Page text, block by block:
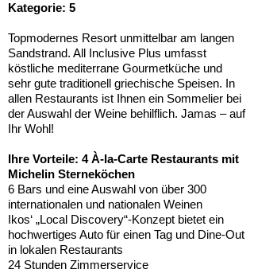
Kategorie: 5
Topmodernes Resort unmittelbar am langen
Sandstrand. All Inclusive Plus umfasst
köstliche mediterrane Gourmetküche und
sehr gute traditionell griechische Speisen. In
allen Restaurants ist Ihnen ein Sommelier bei
der Auswahl der Weine behilflich. Jamas – auf
Ihr Wohl!
Ihre Vorteile: 4 À-la-Carte Restaurants mit
Michelin Sterneköchen
6 Bars und eine Auswahl von über 300
internationalen und nationalen Weinen
Ikos‘ „Local Discovery“-Konzept bietet ein
hochwertiges Auto für einen Tag und Dine-Out
in lokalen Restaurants
24 Stunden Zimmerservice